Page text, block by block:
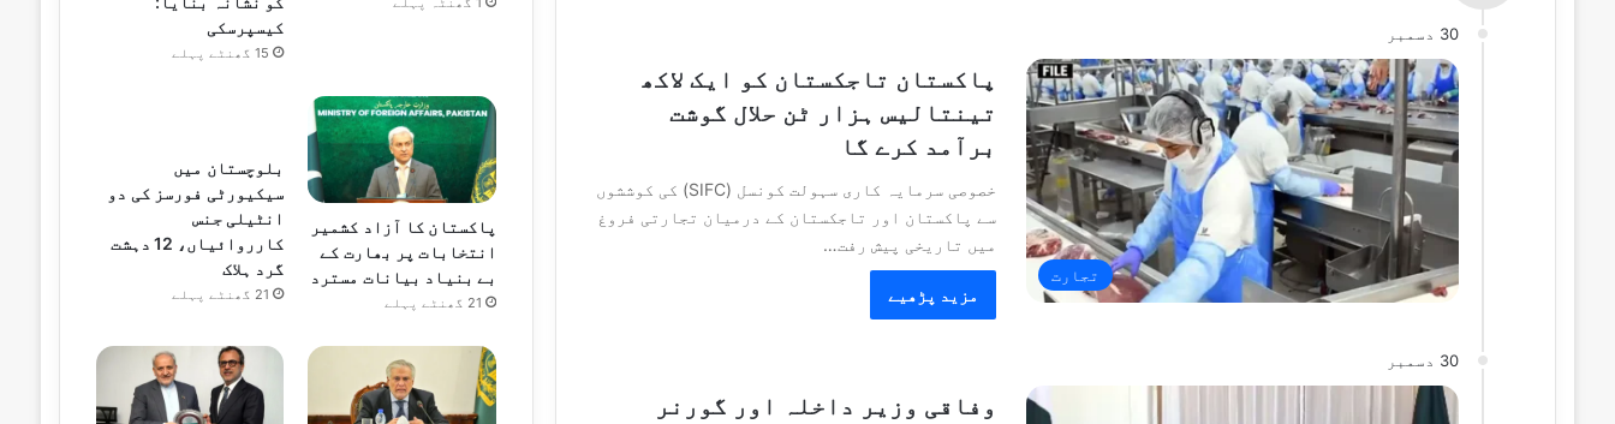
30 دسمبر
تجارت
پاکستان تاجکستان کو ایک لاکھ
تینتالیس ہزار ٹن حلال گوشت
برآمد کرے گا
خصوصی سرمایہ کاری سہولت کونسل (SIFC) کی کوششوں
سے پاکستان اور تاجکستان کے درمیان تجارتی فروغ
میں تاریخی پیش رفت…
مزید پڑھیے
30 دسمبر
وفاقی وزیر داخلہ اور گورنر
کیسپرسکی
15 گھنٹے پہلے
پاکستان کا آزاد کشمیر
انتخابات پر بھارت کے
بے بنیاد بیانات مسترد
21 گھنٹے پہلے
بلوچستان میں
سیکیورٹی فورسز کی دو
انٹیلی جنس
کارروائیاں، 12 دہشت
گرد ہلاک
21 گھنٹے پہلے